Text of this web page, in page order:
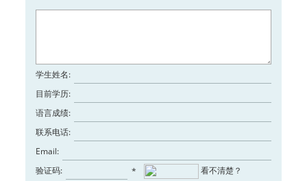
学生姓名:
目前学历:
语言成绩:
联系电话:
Email:
验证码:
看不清楚？
*